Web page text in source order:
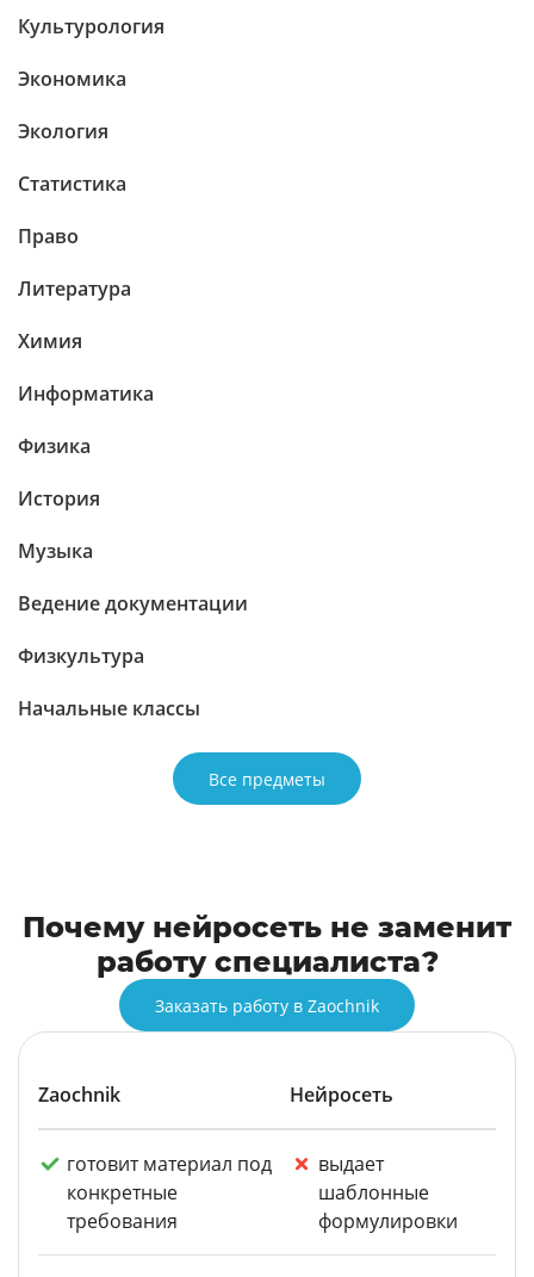
Культурология
Экономика
Экология
Статистика
Право
Литература
Химия
Информатика
Физика
История
Музыка
Ведение документации
Физкультура
Начальные классы
Все предметы
Почему нейросеть не заменит
работу специалиста?
Заказать работу в Zaochnik
Zaochnik Нейросеть
готовит материал под
конкретные
требования
выдает
шаблонные
формулировки